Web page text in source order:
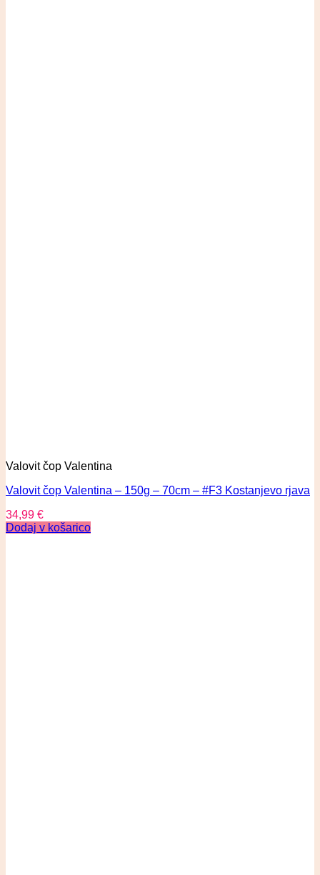
Valovit čop Valentina
Valovit čop Valentina – 150g – 70cm – #F3 Kostanjevo rjava
34,99 €
Dodaj v košarico